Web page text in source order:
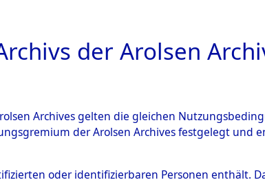
ÜBERSICHT BILD
der Arolsen
Archives gelten die gleichen
der Arolsen Archives festgelegt und
oder identifizierbaren Personen enthält.